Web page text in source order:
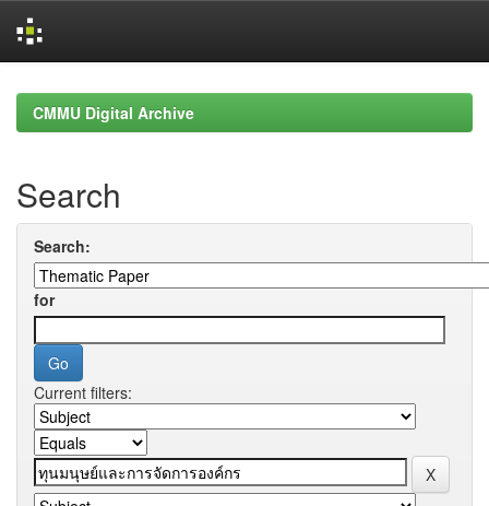
navigationCMMU Digital Archive
Search
Search:
for
Current filters: